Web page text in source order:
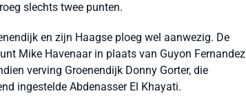
slechts twee punten.
en zijn Haagse ploeg wel aanwezig. De
Mike Havenaar in plaats van Guyon Fernandez
verving Groenendijk Donny Gorter, die
ingestelde Abdenasser El Khayati.